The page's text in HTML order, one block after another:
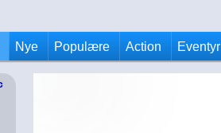
Nye Populære Action Eventyr